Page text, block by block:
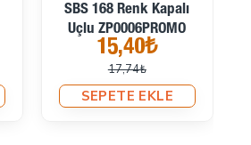
SBS 168 Renk Kapalı
Uçlu ZP0006PROMO
15,40₺
17,74₺
SEPETE EKLE